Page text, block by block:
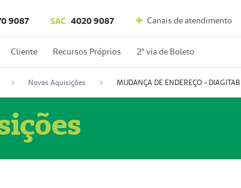
9087 SAC 4020 9087 Canais de atendimento
Cliente Recursos Próprios 2º via de Boleto
Novas Aquisições